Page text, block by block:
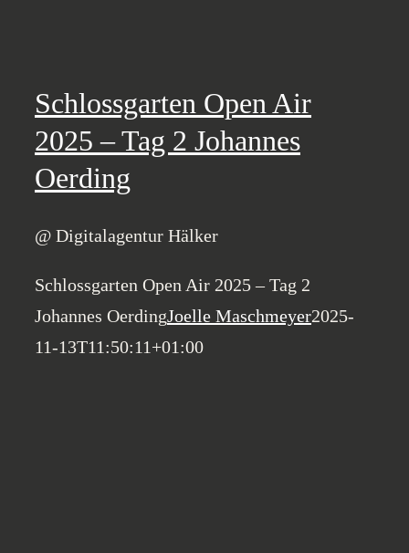
Schlossgarten Open Air
2025 – Tag 2 Johannes
Oerding
@ Digitalagentur Hälker
Schlossgarten Open Air 2025 – Tag 2
Johannes OerdingJoelle Maschmeyer2025-
11-13T11:50:11+01:00